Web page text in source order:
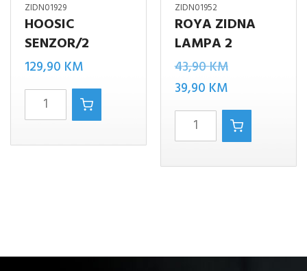
ZIDN01929
HOOSIC
SENZOR/2
129,90 KM
Hoosic
senzor/2
količina
ZIDN01952
ROYA ZIDNA
LAMPA 2
43,90KMIzvorna
cijena
bila
je:
39,90 KMTrenutna
cijena
je:
ROYA
ZIDNA
LAMPA